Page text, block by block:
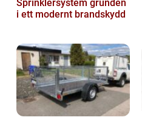
Sprinklersystem grunden
i ett modernt brandskydd